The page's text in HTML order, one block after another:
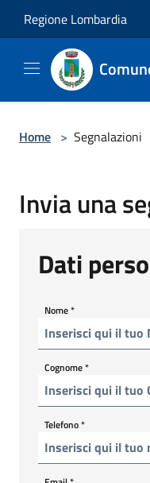
Regione Lombardia
Home > Segnalazioni
Invia una
Dati
Nome*
Cognome*
Telefono*